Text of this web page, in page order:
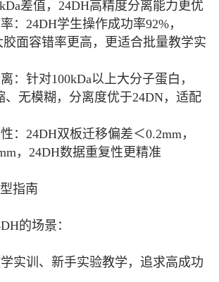
差值，24DH高精度分离能力更优
：24DH学生操作成功率92%，
胶面容错率更高，更适合批量教学实
：针对100kDa以上大分子蛋白，
、无模糊，分离度优于24DN，适配
：24DH双板迁移偏差＜0.2mm，
，24DH数据重复性更精准
指南
的场景：
实训、新手实验教学，追求高成功